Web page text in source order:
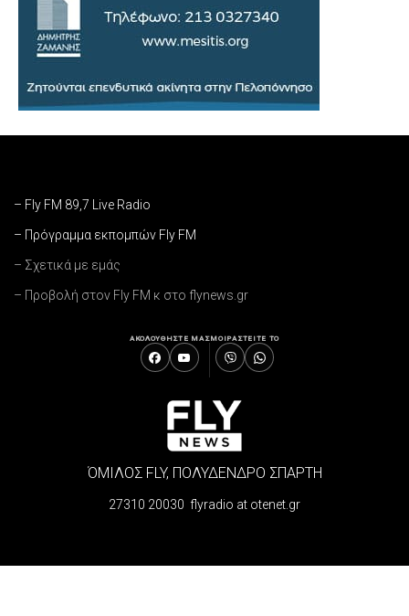
– Fly FM 89,7 Live Radio
– Πρόγραμμα εκπομπών Fly FM
– Σχετικά με εμάς
– Προβολή στον Fly FM κ στο flynews.gr
ΑΚΟΛΟΥΘΗΣΤΕ ΜΑΣΜΟΙΡΑΣΤΕΙΤΕ ΤΟ
ΌΜΙΛΟΣ FLY, ΠΟΛΥΔΕΝΔΡΟ ΣΠΑΡΤΗ
27310 20030 flyradio at otenet.gr